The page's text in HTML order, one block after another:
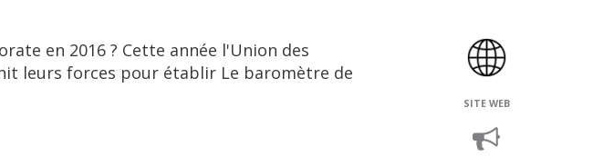
en 2016 ? Cette année l'Union des
leurs forces pour établir Le baromètre de
SITE WEB